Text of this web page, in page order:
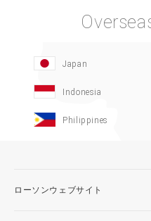
Japan
Indonesia
Philippines
ローソンウェブサイト